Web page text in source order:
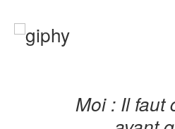
Moi : Il faut